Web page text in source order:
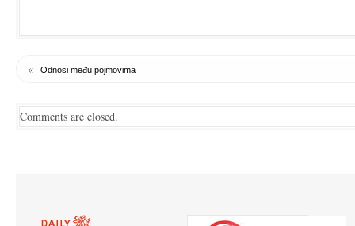
« Odnosi među pojmovima
Comments are closed.